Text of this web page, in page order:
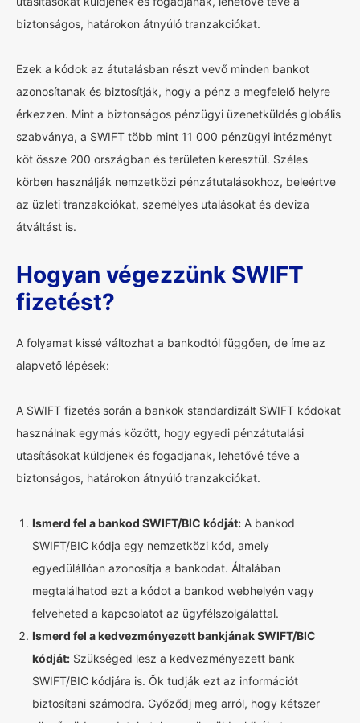
biztonságos, határokon átnyúló tranzakciókat.
Ezek a kódok az átutalásban részt vevő minden bankot
azonosítanak és biztosítják, hogy a pénz a megfelelő helyre
érkezzen. Mint a biztonságos pénzügyi üzenetküldés globális
szabványa, a SWIFT több mint 11 000 pénzügyi intézményt
köt össze 200 országban és területen keresztül. Széles
körben használják nemzetközi pénzátutalásokhoz, beleértve
az üzleti tranzakciókat, személyes utalásokat és deviza
átváltást is.
Hogyan végezzünk SWIFT
fizetést?
A folyamat kissé változhat a bankodtól függően, de íme az
alapvető lépések:
A SWIFT fizetés során a bankok standardizált SWIFT kódokat
használnak egymás között, hogy egyedi pénzátutalási
utasításokat küldjenek és fogadjanak, lehetővé téve a
biztonságos, határokon átnyúló tranzakciókat.
Ismerd fel a bankod SWIFT/BIC kódját: A bankod
SWIFT/BIC kódja egy nemzetközi kód, amely
egyedülállóan azonosítja a bankodat. Általában
megtalálhatod ezt a kódot a bankod webhelyén vagy
felveheted a kapcsolatot az ügyfélszolgálattal.
Ismerd fel a kedvezményezett bankjának SWIFT/BIC
kódját: Szükséged lesz a kedvezményezett bank
SWIFT/BIC kódjára is. Ők tudják ezt az információt
biztosítani számodra. Győződj meg arról, hogy kétszer